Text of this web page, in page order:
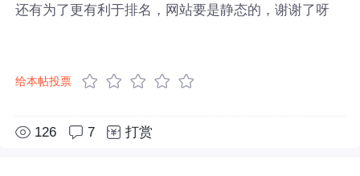
还有为了更有利于排名，网站要是静态的，谢谢了呀
给本帖投票
126 7 打赏